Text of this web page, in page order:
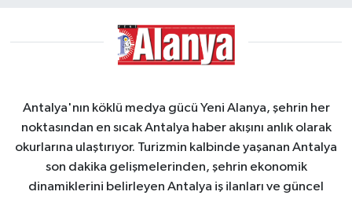
Antalya'nın köklü medya gücü Yeni Alanya, şehrin her
noktasından en sıcak Antalya haber akışını anlık olarak
okurlarına ulaştırıyor. Turizmin kalbinde yaşanan Antalya
son dakika gelişmelerinden, şehrin ekonomik
dinamiklerini belirleyen Antalya iş ilanları ve güncel